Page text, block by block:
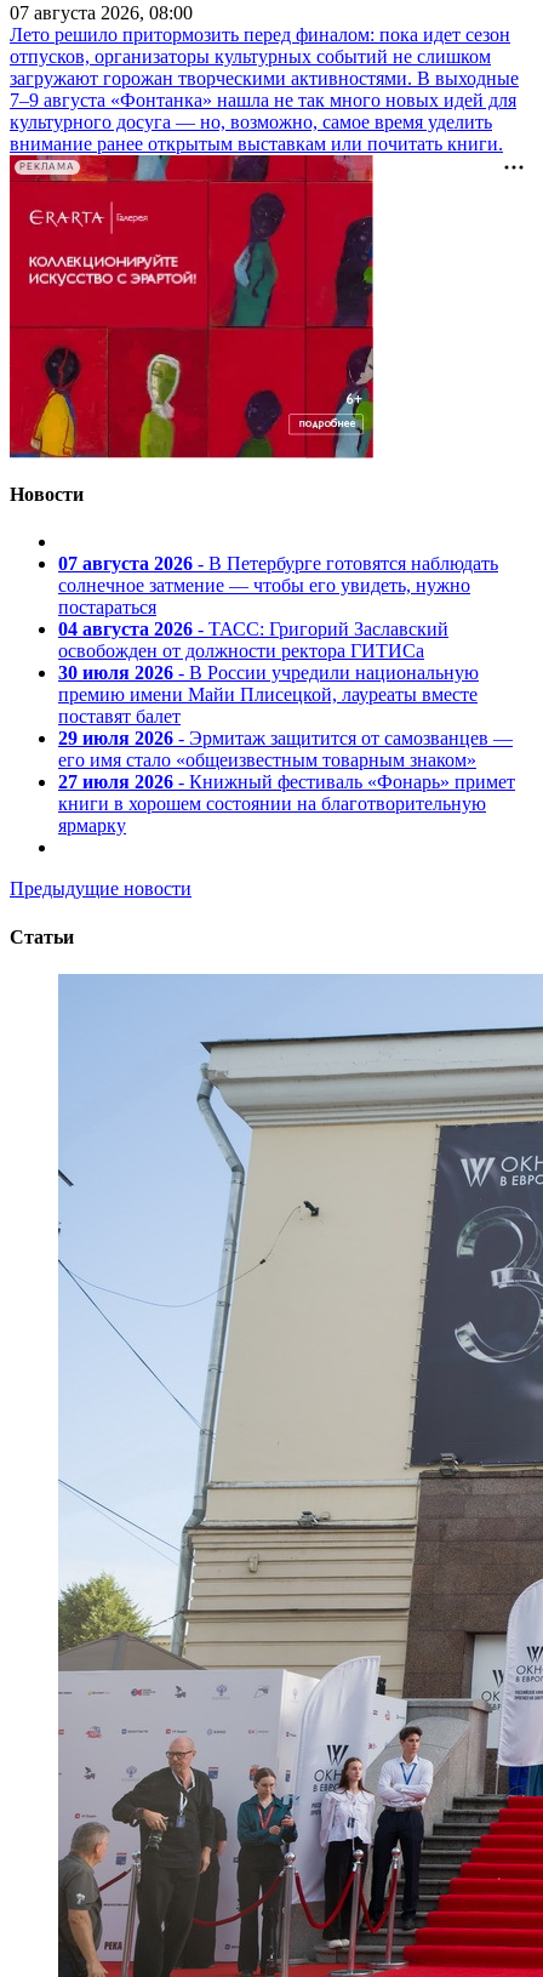
07 августа 2026, 08:00
Лето решило притормозить перед финалом: пока идет сезон
отпусков, организаторы культурных событий не слишком
загружают горожан творческими активностями. В выходные
7–9 августа «Фонтанка» нашла не так много новых идей для
культурного досуга — но, возможно, самое время уделить
внимание ранее открытым выставкам или почитать книги.
РЕКЛАМА
Новости
07 августа 2026 - В Петербурге готовятся наблюдать
солнечное затмение — чтобы его увидеть, нужно
постараться
04 августа 2026 - ТАСС: Григорий Заславский
освобожден от должности ректора ГИТИСа
30 июля 2026 - В России учредили национальную
премию имени Майи Плисецкой, лауреаты вместе
поставят балет
29 июля 2026 - Эрмитаж защитится от самозванцев —
его имя стало «общеизвестным товарным знаком»
27 июля 2026 - Книжный фестиваль «Фонарь» примет
книги в хорошем состоянии на благотворительную
ярмарку
Предыдущие новости
Статьи